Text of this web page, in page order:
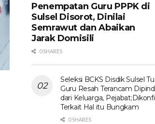
Penempatan Guru PPPK di
Sulsel Disorot, Dinilai
Semrawut dan Abaikan
Jarak Domisili
0 SHARES
Seleksi BCKS Disdik Sulsel
Guru Resah Terancam
dari Keluarga,
Terkait Hal itu Bungkam
0 SHARES